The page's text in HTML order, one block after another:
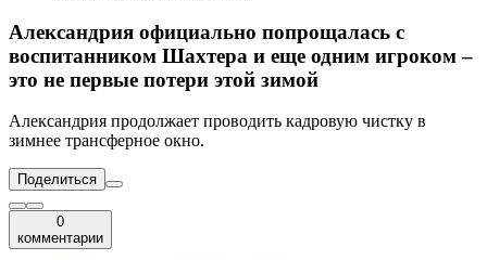
Александрия официально попрощалась с
воспитанником Шахтера и еще одним игроком –
это не первые потери этой зимой
Александрия продолжает проводить кадровую чистку в
зимнее трансферное окно.
Поделиться
0
комментарии